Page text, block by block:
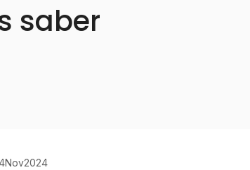
saber
Nov2024